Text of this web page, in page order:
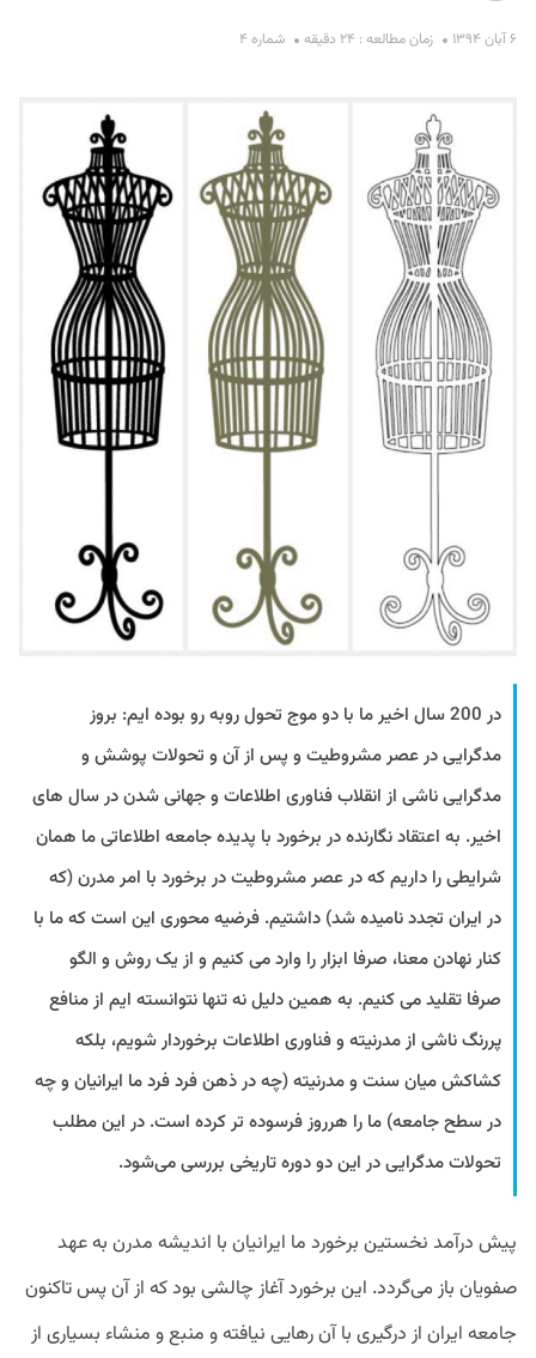
۶ آبان ۱۳۹۴ زمان مطالعه : ۲۴ دقیقه شماره ۴
در 200 سال اخیر ما با دو موج تحول روبه رو بوده ایم: بروز
مدگرایی در عصر مشروطیت و پس از آن و تحولات پوشش و
مدگرایی ناشی از انقلاب فناوری اطلاعات و جهانی شدن در سال های
اخیر. به اعتقاد نگارنده در برخورد با پدیده جامعه اطلاعاتی ما همان
شرایطی را داریم که در عصر مشروطیت در برخورد با امر مدرن (که
در ایران تجدد نامیده شد) داشتیم. فرضیه محوری این است که ما با
کنار نهادن معنا، صرفا ابزار را وارد می کنیم و از یک روش و الگو
صرفا تقلید می کنیم. به همین دلیل نه تنها نتوانسته ایم از منافع
پررنگ ناشی از مدرنیته و فناوری اطلاعات برخوردار شویم، بلکه
کشاکش میان سنت و مدرنیته (چه در ذهن فرد فرد ما ایرانیان و چه
در سطح جامعه) ما را هرروز فرسوده تر کرده است. در این مطلب
تحولات مدگرایی در این دو دوره تاریخی بررسی می‌شود.
پیش درآمد نخستین برخورد ما ایرانیان با اندیشه مدرن به عهد
صفویان باز می‌گردد. این برخورد آغاز چالشی بود که از آن پس تاکنون
جامعه ایران از درگیری با آن رهایی نیافته و منبع و منشاء بسیاری از